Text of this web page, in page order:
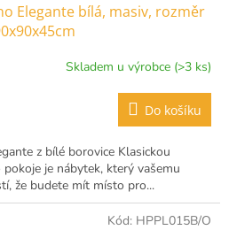
Elegante bílá, masiv, rozměr
Skladem u výrobce (>3 ks)
Do košíku
z bílé borovice Klasickou
je nábytek, který vašemu
že budete mít místo pro...
Kód: HPPL015B/O